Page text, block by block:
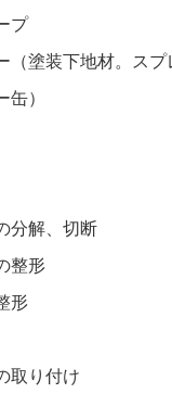
プ
（塗装下地材。スプ
缶）
分解、切断
整形
形
取り付け